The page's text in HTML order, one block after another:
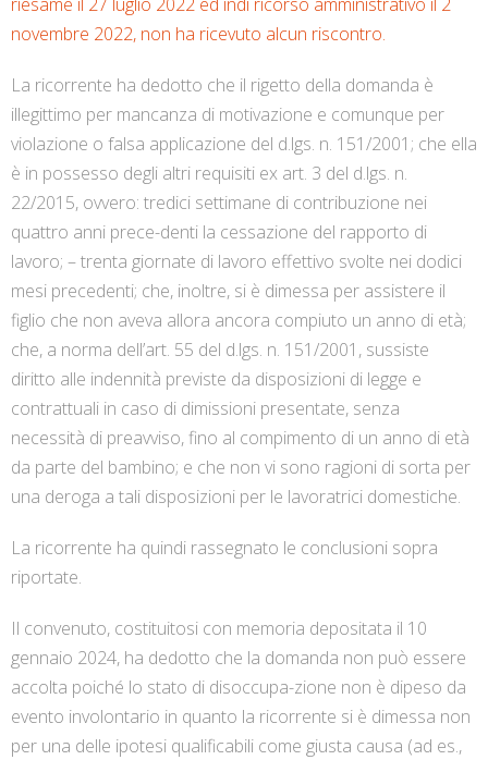
riesame il 27 luglio 2022 ed indi ricorso amministrativo il 2
novembre 2022, non ha ricevuto alcun riscontro.
La ricorrente ha dedotto che il rigetto della domanda è
illegittimo per mancanza di motivazione e comunque per
violazione o falsa applicazione del d.lgs. n. 151/2001; che ella
è in possesso degli altri requisiti ex art. 3 del d.lgs. n.
22/2015, ovvero: tredici settimane di contribuzione nei
quattro anni prece-denti la cessazione del rapporto di
lavoro; – trenta giornate di lavoro effettivo svolte nei dodici
mesi precedenti; che, inoltre, si è dimessa per assistere il
figlio che non aveva allora ancora compiuto un anno di età;
che, a norma dell’art. 55 del d.lgs. n. 151/2001, sussiste
diritto alle indennità previste da disposizioni di legge e
contrattuali in caso di dimissioni presentate, senza
necessità di preavviso, fino al compimento di un anno di età
da parte del bambino; e che non vi sono ragioni di sorta per
una deroga a tali disposizioni per le lavoratrici domestiche.
La ricorrente ha quindi rassegnato le conclusioni sopra
riportate.
Il convenuto, costituitosi con memoria depositata il 10
gennaio 2024, ha dedotto che la domanda non può essere
accolta poiché lo stato di disoccupa-zione non è dipeso da
evento involontario in quanto la ricorrente si è dimessa non
per una delle ipotesi qualificabili come giusta causa (ad es.,